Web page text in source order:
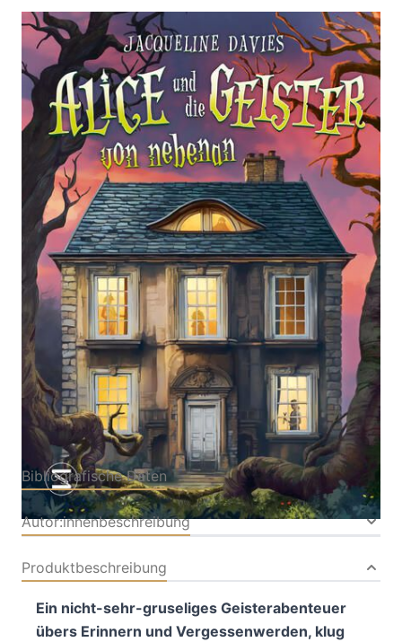
Alice und die Geister von nebenan
Zur Wunschliste hinzufügen
Geisterabenteuer über das Erinnern und
Vergessenwerden | Starke und mutige Heldin | Mit
viel Herz und Humor | Für Fans von »Emily Bones« |
Ab 10 Jahren
Von Jacqueline Davies
Verlag: Schneiderbuch 23.07.2024
Buch 272 Seiten
Hardcover
ISBN: 978-3-50515241-
2
Bibliografische Daten
Autor:innenbeschreibung
Produktbeschreibung
Ein nicht-sehr-gruseliges Geisterabenteuer
übers Erinnern und Vergessenwerden, klug